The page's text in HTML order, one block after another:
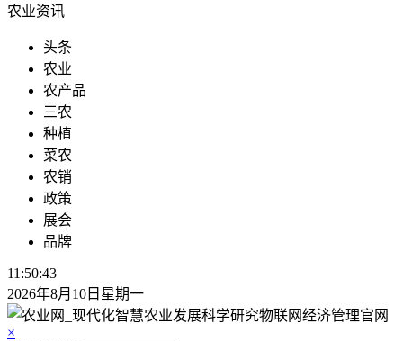
农业资讯
头条
农业
农产品
三农
种植
菜农
农销
政策
展会
品牌
11:50:44
2026年8月10日星期一
×